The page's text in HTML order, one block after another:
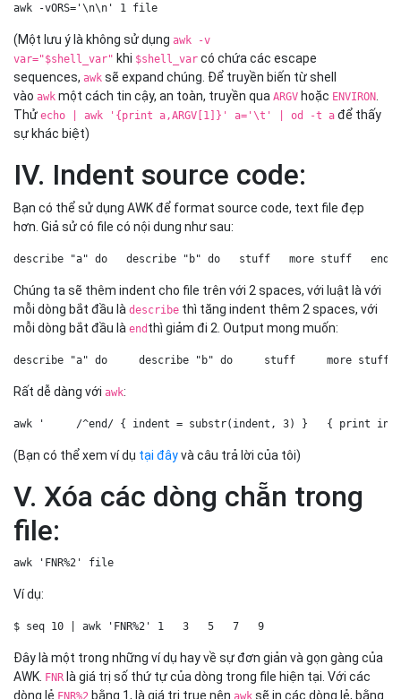
awk -vORS='\n\n' 1 file
(Một lưu ý là không sử dụng awk -v
var="$shell_var" khi $shell_var có chứa các escape
sequences, awk sẽ expand chúng. Để truyền biến từ shell
vào awk một cách tin cậy, an toàn, truyền qua ARGV hoặc ENVIRON
Thử echo | awk '{print a,ARGV[1]}' a='\t' | od -t a để thấy
sự khác biệt)
IV. Indent source code:
Bạn có thể sử dụng AWK để format source code, text file đẹp
hơn. Giả sử có file có nội dung như sau:
describe "a" do   describe "b" do   stuff   more stuff
Chúng ta sẽ thêm indent cho file trên với 2 spaces, với luật là với
mỗi dòng bắt đầu là describe thì tăng indent thêm 2 spaces, với
mỗi dòng bắt đầu là end thì giảm đi 2. Output mong muốn:
describe "a" do     describe "b" do     stuff     more
Rất dễ dàng với awk:
awk '     /^end/ { indent = substr(indent, 3) }   { print
(Bạn có thể xem ví dụ tại đâyvà câu trả lời của tôi)
V. Xóa các dòng chẵn trong
file:
awk 'FNR%2' file
Ví dụ:
$ seq 10 | awk 'FNR%2' 1   3   5   7   9
Đây là một trong những ví dụ hay về sự đơn giản và gọn gàng của
AWK. FNR là giá trị số thứ tự của dòng trong file hiện tại. Với các
dòng lẻ FNR%2 bằng 1, là giá trị true nên awk sẽ in các dòng lẻ, bằng